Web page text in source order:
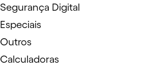
Segurança Digital
Especiais
Outros
Calculadoras